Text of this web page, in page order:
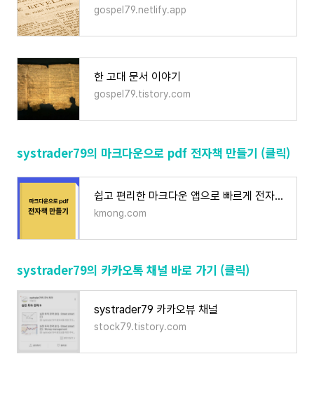
gospel79.netlify.app
한 고대 문서 이야기
gospel79.tistory.com
systrader79의 마크다운으로 pdf 전자책 만들기 (클릭)
쉽고 편리한 마크다운 앱으로 빠르게 전자책 만들기 | 50000원부터 시작 가능한 총 평점 0점의 전
kmong.com
systrader79의 카카오톡 채널 바로 가기 (클릭)
systrader79 카카오뷰 채널
stock79.tistory.com